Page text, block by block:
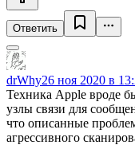
Ответить
drWhy26 ноя 2020 в
Техника Apple вроде
узлы связи для
что описанные
агрессивного